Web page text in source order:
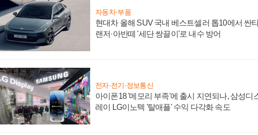
자동차·부품
현대차 올해 SUV 국내 베스트셀러 톱10에서 싼
랜저·아반떼 '세단 쌍끌이'로 내수 방어
전자·전기·정보통신
아이폰18 '메모리 부족'에 출시 지연되나, 삼성디
레이 LG이노텍 '탈애플' 수익 다각화 속도